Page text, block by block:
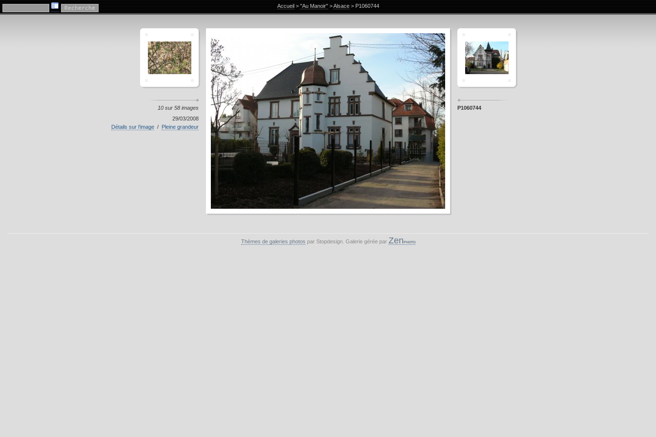
"Au Manoir"
P1060744
10 sur 58 images
29/03/2008
Détails sur l’image / Pleine grandeur
Accueil> "Au Manoir">Alsace> P1060744
Thèmes de galeries photos par Stopdesign. Galerie gérée par ZenPHOTO